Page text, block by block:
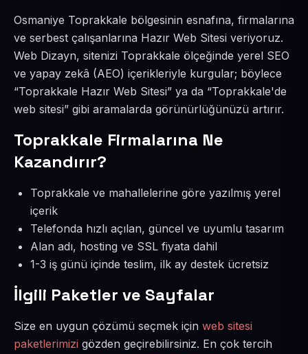
Osmaniye Toprakkale bölgesinin esnafına, firmalarına
ve serbest çalışanlarına Hazır Web Sitesi veriyoruz.
Web Dizayn, sitenizi Toprakkale ölçeğinde yerel SEO
ve yapay zekâ (AEO) içerikleriyle kurgular; böylece
“Toprakkale Hazır Web Sitesi” ya da “Toprakkale'de
web sitesi” gibi aramalarda görünürlüğünüzü artırır.
Toprakkale Firmalarına Ne
Kazandırır?
Toprakkale ve mahallelerine göre yazılmış yerel
içerik
Telefonda hızlı açılan, güncel ve uyumlu tasarım
Alan adı, hosting ve SSL fiyata dahil
1-3 iş günü içinde teslim, ilk ay destek ücretsiz
İlgili Paketler ve Sayfalar
Size en uygun çözümü seçmek için web sitesi
paketlerimizi gözden geçirebilirsiniz. En çok tercih